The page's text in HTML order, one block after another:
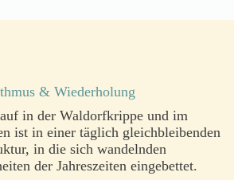
& Wiederholung
in der Waldorfkrippe und im
ist in einer täglich gleichbleibenden
in die sich wandelnden
der Jahreszeiten eingebettet.